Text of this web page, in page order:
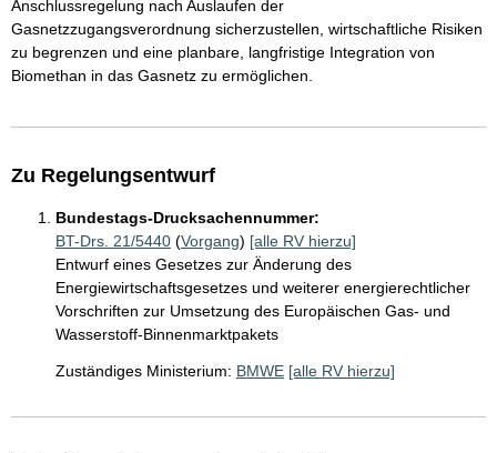
Anschlussregelung nach Auslaufen der
Gasnetzzugangsverordnung sicherzustellen, wirtschaftliche Risiken
zu begrenzen und eine planbare, langfristige Integration von
Biomethan in das Gasnetz zu ermöglichen.
Zu Regelungsentwurf
Bundestags-Drucksachennummer:
BT-Drs. 21/5440 (Vorgang) [alle RV hierzu]
Entwurf eines Gesetzes zur Änderung des
Energiewirtschaftsgesetzes und weiterer energierechtlicher
Vorschriften zur Umsetzung des Europäischen Gas- und
Wasserstoff-Binnenmarktpakets
Zuständiges Ministerium: BMWE [alle RV hierzu]